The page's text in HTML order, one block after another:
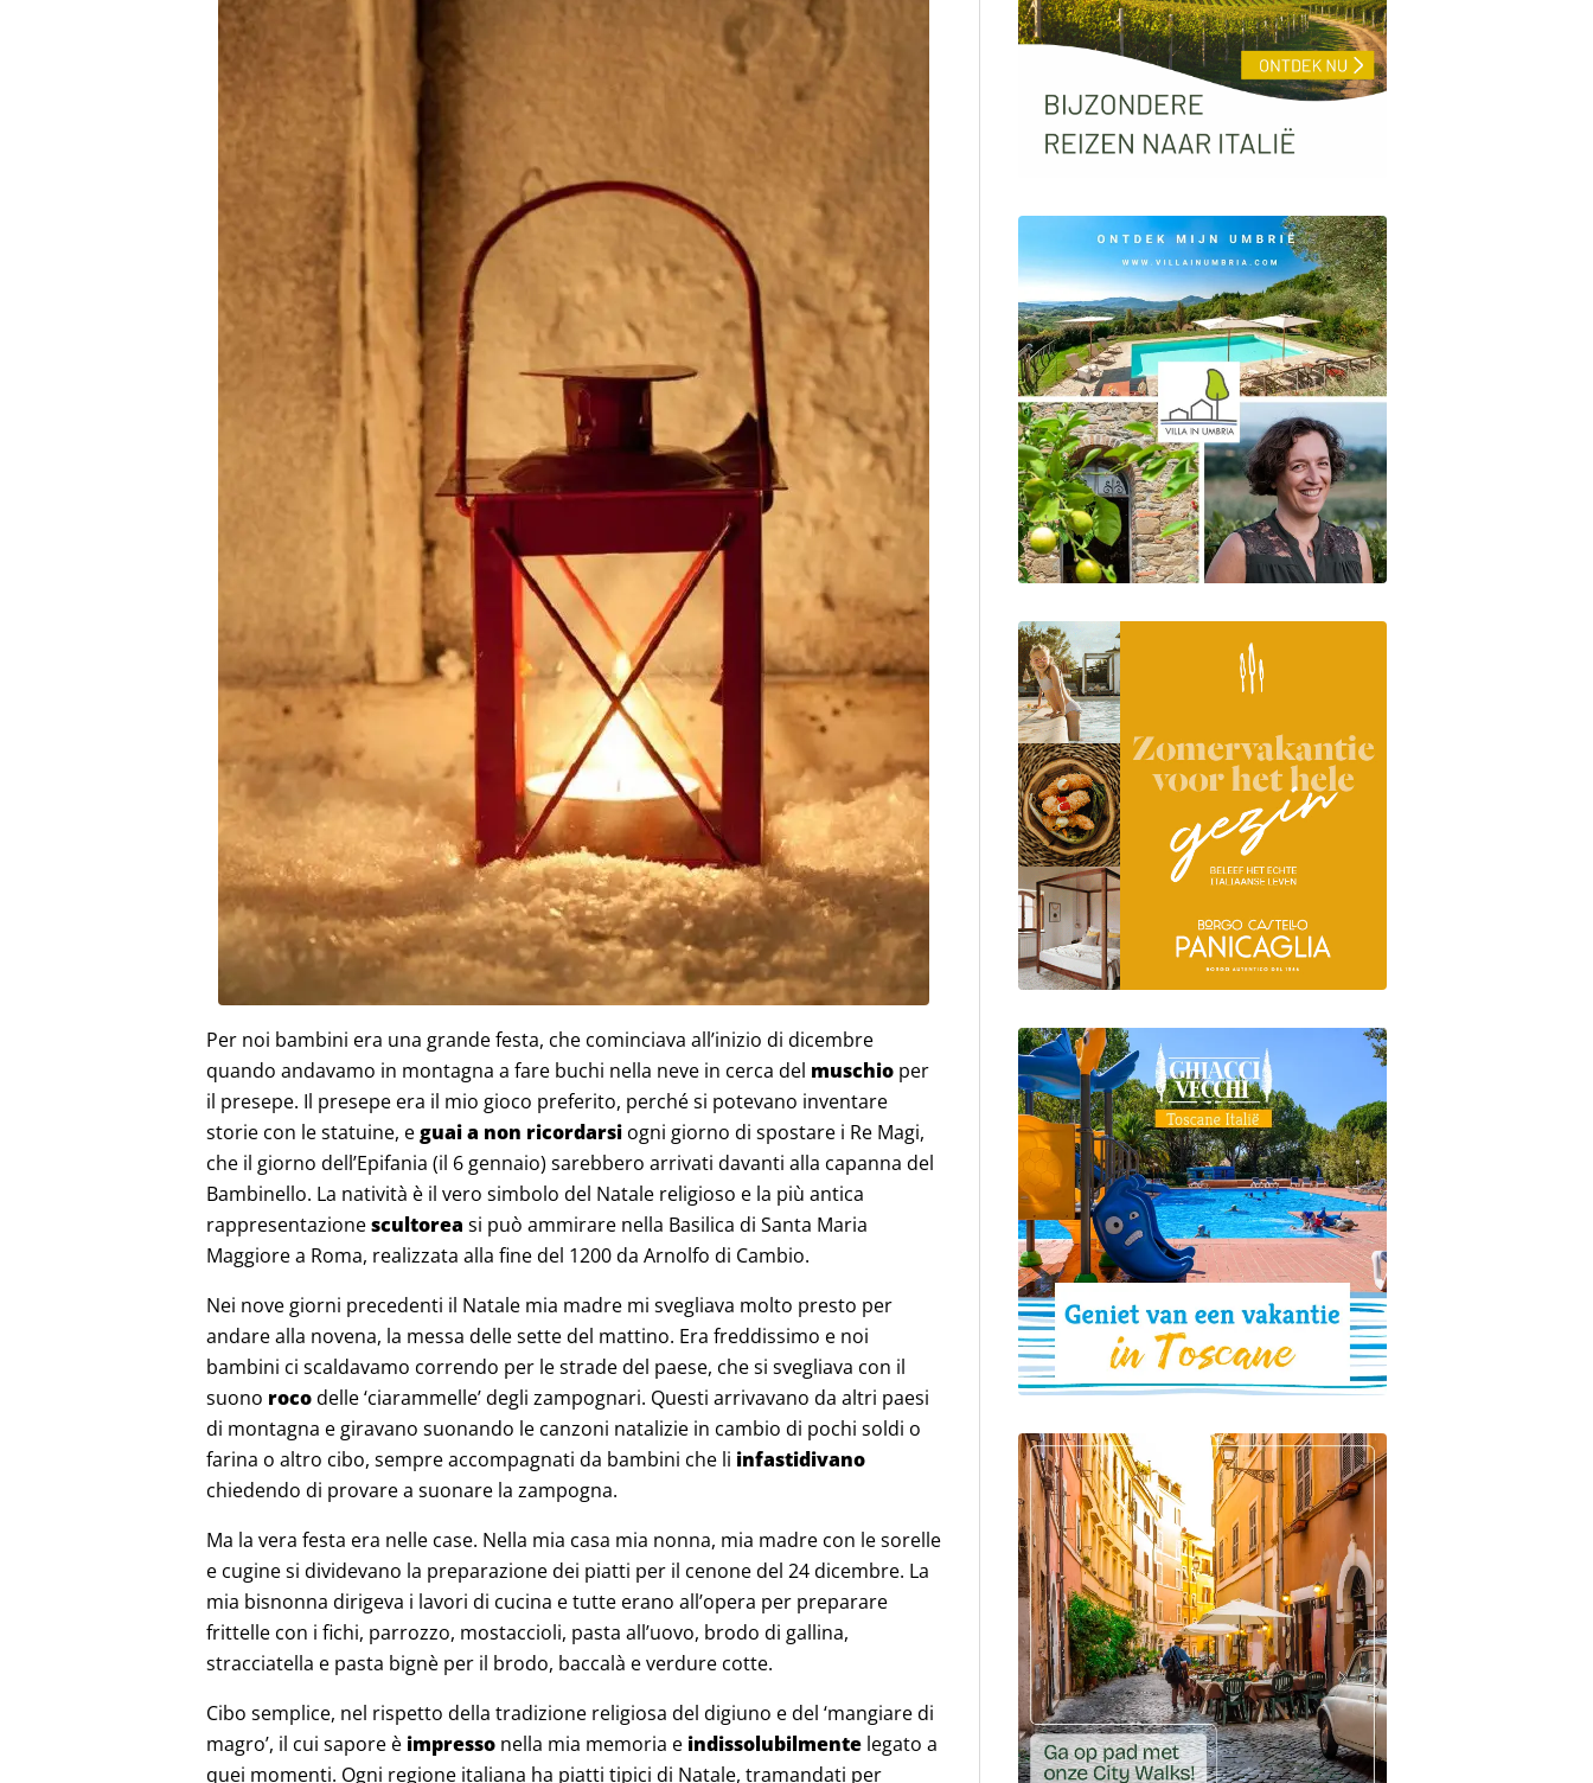
Per noi bambini era una grande festa, che cominciava all’inizio di dicembre
quando andavamo in montagna a fare buchi nella neve in cerca del muschio per
il presepe. Il presepe era il mio gioco preferito, perché si potevano inventare
storie con le statuine, eguai a non ricordarsi ogni giorno di spostare i Re Magi,
che il giorno dell’Epifania (il 6 gennaio) sarebbero arrivati davanti alla capanna del
Bambinello. La natività è il vero simbolo del Natale religioso e la più antica
rappresentazionescultorea si può ammirare nella Basilica di Santa Maria
Maggiore a Roma, realizzata alla fine del 1200 da Arnolfo di Cambio.
Nei nove giorni precedenti il Natale mia madre mi svegliava molto presto per
andare alla novena, la messa delle sette del mattino. Era freddissimo e noi
bambini ci scaldavamo correndo per le strade del paese, che si svegliava con il
suono rocodelle ‘ciarammelle’ degli zampognari. Questi arrivavano da altri paesi
di montagna e giravano suonando le canzoni natalizie in cambio di pochi soldi o
farina o altro cibo, sempre accompagnati da bambini che li infastidivano
chiedendo di provare a suonare la zampogna.
Ma la vera festa era nelle case. Nella mia casa mia nonna, mia madre con le sorelle
e cugine si dividevano la preparazione dei piatti per il cenone del 24 dicembre. La
mia bisnonna dirigeva i lavori di cucina e tutte erano all’opera per preparare
frittelle con i fichi, parrozzo, mostaccioli, pasta all’uovo, brodo di gallina,
stracciatella e pasta bignè per il brodo, baccalà e verdure cotte.
Cibo semplice, nel rispetto della tradizione religiosa del digiuno e del ‘mangiare di
magro’, il cui sapore è impresso nella mia memoria e indissolubilmente legato a
quei momenti. Ogni regione italiana ha piatti tipici di Natale, tramandati per